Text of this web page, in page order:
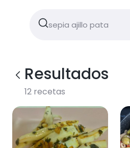
Resultados
12 recetas